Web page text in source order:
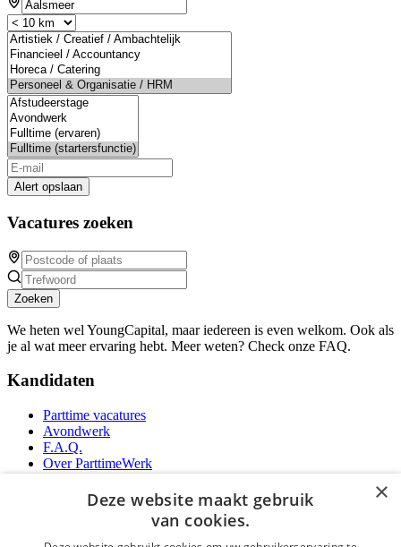
Alert opslaan
Vacatures zoeken
Zoeken
We heten wel YoungCapital, maar iedereen is even welkom. Ook als
je al wat meer ervaring hebt. Meer weten? Check onze FAQ.
Kandidaten
Parttime vacatures
Avondwerk
F.A.Q.
Over ParttimeWerk
YoungCapital Android App
×
Deze website maakt gebruik
van cookies.